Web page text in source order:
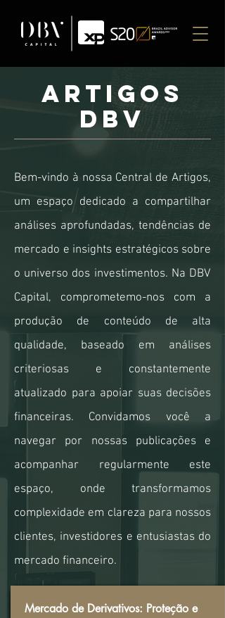
ARTIGOS
DbV
Bem-vindo à nossa Central de Artigos,
um espaço dedicado a compartilhar
análises aprofundadas, tendências de
mercado e insights estratégicos sobre
o universo dos investimentos. Na DBV
Capital, comprometemo-nos com a
produção de conteúdo de alta
qualidade, baseado em análises
criteriosas e constantemente
atualizado para apoiar suas decisões
financeiras. Convidamos você a
navegar por nossas publicações e
acompanhar regularmente este
espaço, onde transformamos
complexidade em clareza para nossos
clientes, investidores e entusiastas do
mercado financeiro.
Mercado de Derivativos: Proteção e